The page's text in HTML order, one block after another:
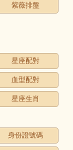
紫薇排盤
星座配對
血型配對
星座生肖
身份證號碼